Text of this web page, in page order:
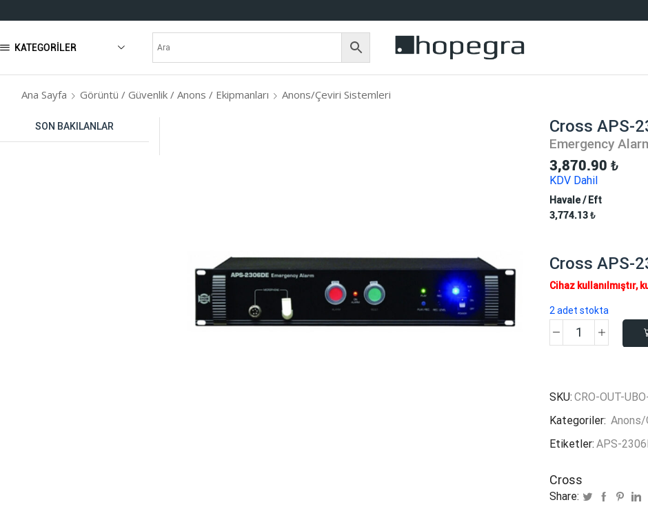
KATEGORILER
Ana Sayfa Görüntü / Güvenlik / Anons / Ekipmanları Anons/Çeviri Sistemleri
Cross APS-
Emergency
3,870.90 ₺
KDV Dahil
Havale / Eft
3,774.13₺
Cross APS-
Cihaz kullanılmıştır,
2 adet stokta
Cross
SKU: CRO-OUT-
Kategoriler:
Etiketler: APS-
Cross
Share:
SON BAKILANLAR